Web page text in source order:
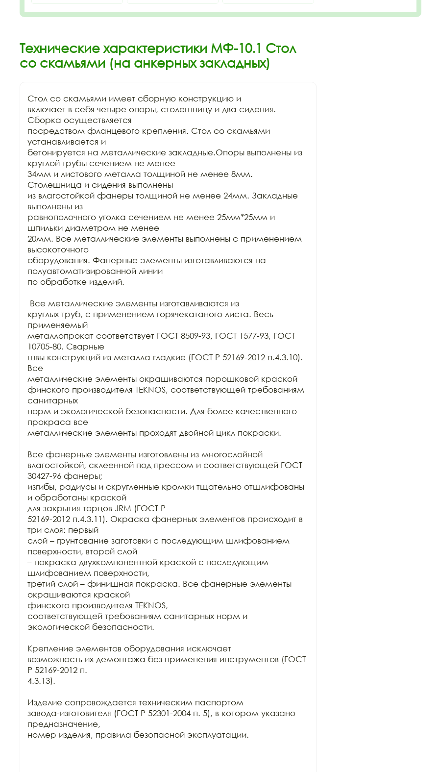
Технические характеристики МФ-10.1 Стол
со скамьями (на анкерных закладных)
Стол со скамьями имеет сборную конструкцию и
включает в себя четыре опоры, столешницу и два сидения.
Сборка осуществляется
посредством фланцевого крепления. Стол со скамьями
устанавливается и
бетонируется на металлические закладные.Опоры выполнены из
круглой трубы сечением не менее
34мм и листового металла толщиной не менее 8мм.
Столешница и сидения выполнены
из влагостойкой фанеры толщиной не менее 24мм. Закладные
выполнены из
равнополочного уголка сечением не менее 25мм*25мм и
шпильки диаметром не менее
20мм. Все металлические элементы выполнены с применением
высокоточного
оборудования. Фанерные элементы изготавливаются на
полуавтоматизированной линии
по обработке изделий.
Все металлические элементы изготавливаются из
круглых труб, с применением горячекатаного листа. Весь
применяемый
металлопрокат соответствует ГОСТ 8509-93, ГОСТ 1577-93, ГОСТ
10705-80. Сварные
швы конструкций из металла гладкие (ГОСТ Р 52169-2012 п.4.3.10).
Все
металлические элементы окрашиваются порошковой краской
финского производителя TEKNOS, соответствующей требованиям
санитарных
норм и экологической безопасности. Для более качественного
прокраса все
металлические элементы проходят двойной цикл покраски.
Все фанерные элементы изготовлены из многослойной
влагостойкой, склеенной под прессом и соответствующей ГОСТ
30427-96 фанеры;
изгибы, радиусы и скругленные кромки тщательно отшлифованы
и обработаны краской
для закрытия торцов JRM (ГОСТ Р
52169-2012 п.4.3.11). Окраска фанерных элементов происходит в
три слоя: первый
слой – грунтование заготовки с последующим шлифованием
поверхности, второй слой
– покраска двухкомпонентной краской с последующим
шлифованием поверхности,
третий слой – финишная покраска. Все фанерные элементы
окрашиваются краской
финского производителя TEKNOS,
соответствующей требованиям санитарных норм и
экологической безопасности.
Крепление элементов оборудования исключает
возможность их демонтажа без применения инструментов (ГОСТ
Р 52169-2012 п.
4.3.13).
Изделие сопровождается техническим паспортом
завода-изготовителя (ГОСТ Р 52301-2004 п. 5), в котором указано
предназначение,
номер изделия, правила безопасной эксплуатации.